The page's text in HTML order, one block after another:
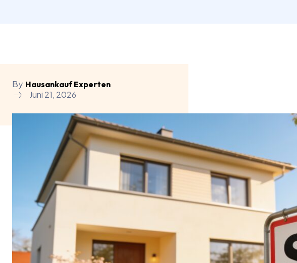
By Hausankauf Experten
Juni 21, 2026